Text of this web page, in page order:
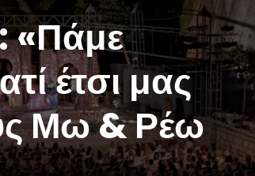
«Πάμε
έτσι μας
Μω & Ρέω